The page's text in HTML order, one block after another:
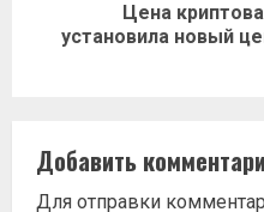
запись:
Цена
установила новый
Добавить
Для отправки